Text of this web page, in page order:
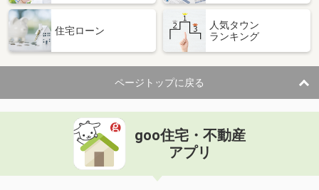
住宅ローン
人気タウン
ランキング
ページトップに戻る
goo住宅・不動産
アプリ